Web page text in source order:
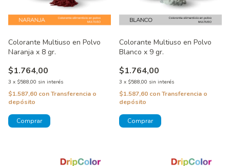
Colorante Multiuso en Polvo
Naranja x 8 gr.
$1.764,00
3 x $588,00 sin interés
$1.587,60 conTransferencia o
depósito
Colorante Multiuso en Polvo
Blanco x 9 gr.
$1.764,00
3 x $588,00 sin interés
$1.587,60 conTransferencia o
depósito